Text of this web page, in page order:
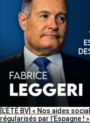
[L’ÉTÉ BV] « Nos aides
régularisés par l’Espagne ! »